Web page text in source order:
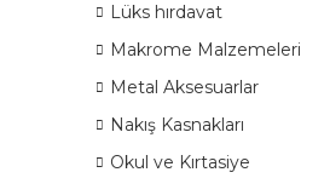
Lüks hırdavat
Makrome Malzemeleri
Metal Aksesuarlar
Nakış Kasnakları
Okul ve Kırtasiye